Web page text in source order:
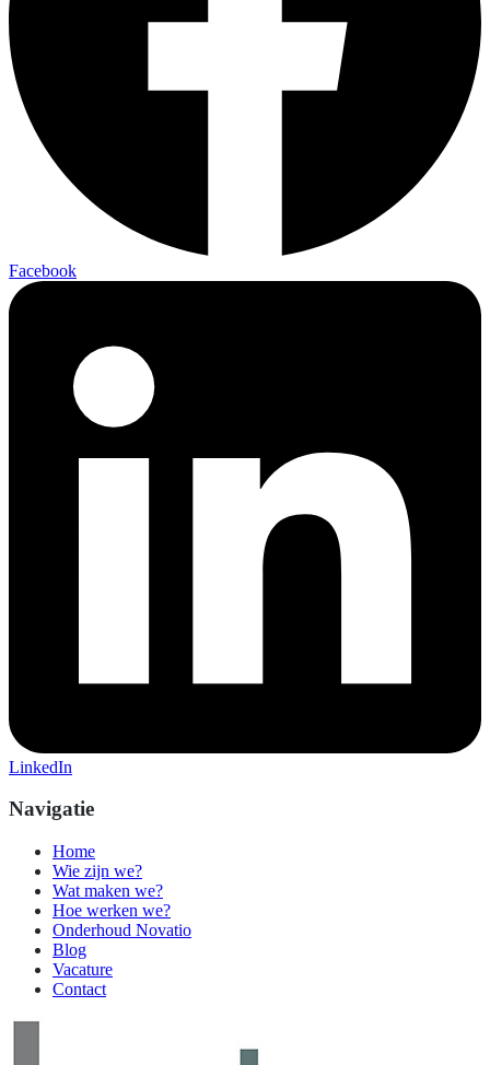
Facebook
LinkedIn
Navigatie
Home
Wie zijn we?
Wat maken we?
Hoe werken we?
Onderhoud Novatio
Blog
Vacature
Contact